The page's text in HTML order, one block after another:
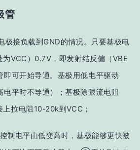
管
接负载到GND的情况。只要基极电
为VCC）0.7V，即发射结反偏（VBE
即可开始导通。基极用低电平驱动
电平时不导通）；基极除限流电阻
拉电阻10-20k到VCC；
制电平由低变高时，基极能够更快被